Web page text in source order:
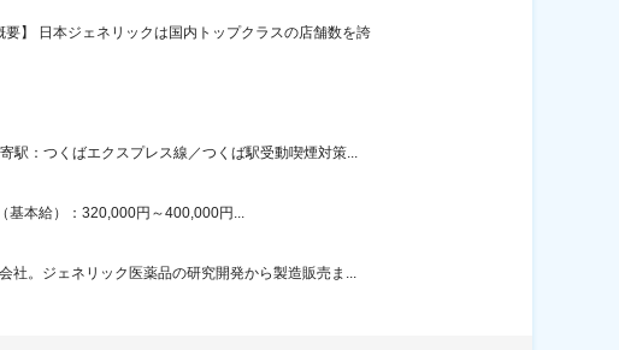
】 日本ジェネリックは国内トップクラスの店舗数を誇
駅：つくばエクスプレス線／つくば駅受動喫煙対策...
基本給）：320,000円～400,000円...
社。ジェネリック医薬品の研究開発から製造販売ま...